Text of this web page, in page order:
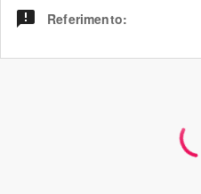
Referimento: